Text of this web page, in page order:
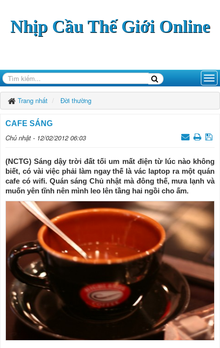
Nhịp Cầu Thế Giới Online
Trang nhất Đời thường
CAFE SÁNG
Chủ nhật - 12/02/2012 06:03
(NCTG) Sáng dậy trời đất tối um mất điện từ lúc nào không
biết, có vài việc phải làm ngay thế là vác laptop ra một quán
cafe có wifi. Quán sáng Chủ nhật mà đông thế, mưa lạnh và
muốn yên tĩnh nên mình leo lên tầng hai ngồi cho ấm.